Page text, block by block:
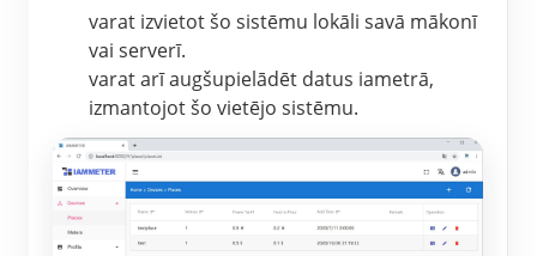
Jaunumi
Blogi
Atlīdzības programma
Par mums
varat izvietot šo sistēmu lokāli savā mākonī
vai serverī.
varat arī augšupielādēt datus iametrā,
izmantojot šo vietējo sistēmu.